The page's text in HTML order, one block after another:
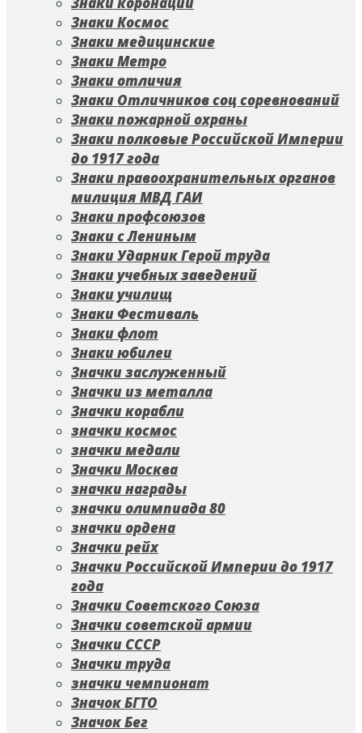
Знаки Космос
Знаки медицинские
Знаки Метро
Знаки отличия
Знаки Отличников соц соревнований
Знаки пожарной охраны
Знаки полковые Российской Империи
до 1917 года
Знаки правоохранительных органов
милиция МВД ГАИ
Знаки профсоюзов
Знаки с Лениным
Знаки Ударник Герой труда
Знаки учебных заведений
Знаки училищ
Знаки Фестиваль
Знаки флот
Знаки юбилеи
Значки заслуженный
Значки из металла
Значки корабли
значки космос
значки медали
Значки Москва
значки награды
значки олимпиада 80
значки ордена
Значки рейх
Значки Российской Империи до 1917
года
Значки Советского Союза
Значки советской армии
Значки СССР
Значки труда
значки чемпионат
Значок БГТО
Значок Бег